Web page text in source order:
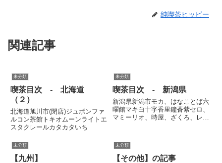
純喫茶ヒッピー
関連記事
未分類
喫茶目次 - 北海道
（２）
北海道旭川市(閉店)ジュボンファ
ルコン茶館トキオムーンライトエ
スタクレールカタカタいち
未分類
喫茶目次 - 新潟県
新潟県新潟市モカ、はなことば六
曜館マキ白十字香里鐘蒼紫セロ、
マミーリオ、時屋、ざくろ、レン
ロード、バンナイ長岡市ニューコ
ロムビアボンシャルランパール安
榮舘、シンガポール、キャラメ
未分類
【九州】
未分類
【その他】の記事